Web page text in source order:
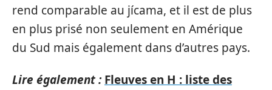
rend comparable au jícama, et il est de plus
en plus prisé non seulement en Amérique
du Sud mais également dans d’autres pays.
Lire également : Fleuves en H : liste des